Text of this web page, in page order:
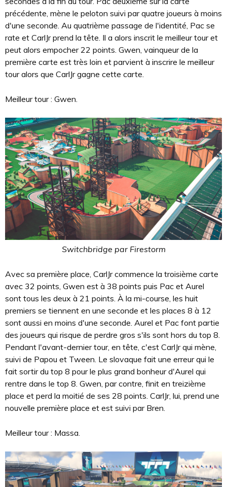
précédente, mène le peloton suivi par quatre joueurs à moins
d'une seconde. Au quatrième passage de l'identité, Pac se
rate et CarlJr prend la tête. Il a alors inscrit le meilleur tour et
peut alors empocher 22 points. Gwen, vainqueur de la
première carte est très loin et parvient à inscrire le meilleur
tour alors que CarlJr gagne cette carte.
Meilleur tour : Gwen.
Switchbridge par Firestorm
Avec sa première place, CarlJr commence la troisième carte
avec 32 points, Gwen est à 38 points puis Pac et Aurel
sont tous les deux à 21 points. À la mi-course, les huit
premiers se tiennent en une seconde et les places 8 à 12
sont aussi en moins d'une seconde. Aurel et Pac font partie
des joueurs qui risque de perdre gros s'ils sont hors du top 8.
Pendant l'avant-dernier tour, en tête, c'est CarlJr qui mène,
suivi de Papou et Tween. Le slovaque fait une erreur qui le
fait sortir du top 8 pour le plus grand bonheur d'Aurel qui
rentre dans le top 8. Gwen, par contre, finit en treizième
place et perd la moitié de ses 28 points. CarlJr, lui, prend une
nouvelle première place et est suivi par Bren.
Meilleur tour : Massa.